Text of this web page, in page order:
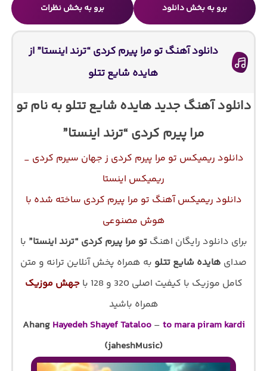
برو به بخش دانلود برو به بخش نظرات
دانلود آهنگ تو مرا پیرم کردی “ترند اینستا” از
هایده شایع تتلو
دانلود آهنگ جدید هایده شایع تتلو به نام تو
مرا پیرم کردی “ترند اینستا”
دانلود ریمیکس تو مرا پیرم کردی ز جهان سیرم کردی _
ریمیکس اینستا
دانلود ریمیکس آهنگ تو مرا پیرم کردی ساخته شده با
هوش مصنوعی
برای دانلود رایگان اهنگتو مرا پیرم کردی “ترند اینستا” با
صدای هایده شایع تتلو به همراه پخش آنلاین ترانه و متن
کامل موزیک با کیفیت اصلی 320 و 128 با
جهش موزیک
همراه باشید
Ahang Hayedeh Shayef Tataloo– to mara piram kardi
(jaheshMusic)